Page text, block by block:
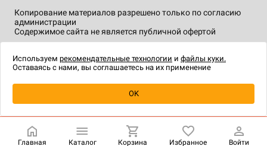
Копирование материалов разрешено только по согласию
администрации
Содержимое сайта не является публичной офертой
технологии.
Главная Каталог Корзина Избранное Войти
Используем рекомендательные технологии и файлы куки.
Оставаясь с нами, вы соглашаетесь на их применение
OK